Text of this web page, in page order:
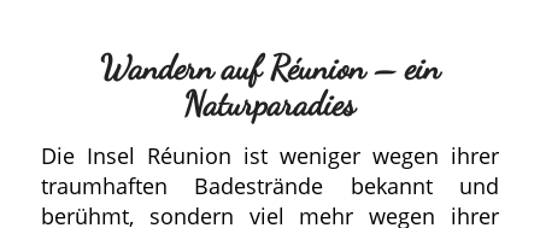
Wandern auf Réunion – ein
Naturparadies
Die Insel Réunion ist weniger wegen ihrer
traumhaften Badestrände bekannt und
berühmt, sondern viel mehr wegen ihrer